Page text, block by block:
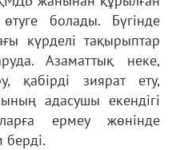
болады. Бүгінде
күрделі тақырыптар
Азаматтық неке,
қабірді зиярат ету,
адасушы екендігі
ермеу жөнінде
берді.